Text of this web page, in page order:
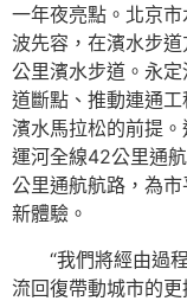
一年夜亮點。北京市
波先容，在濱水步
公里濱水步道。永
道斷點、推動連通
濱水馬拉松的前提
運河全線42公里通
公里通航航路，為
新體驗。
“我們將經由過
流回復帶動城市的更